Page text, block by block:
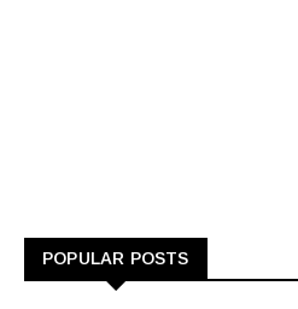
POPULAR POSTS